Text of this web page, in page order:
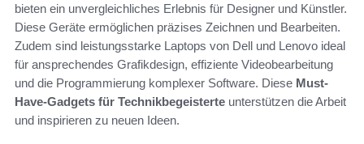
bieten ein unvergleichliches Erlebnis für Designer und Künstler.
Diese Geräte ermöglichen präzises Zeichnen und Bearbeiten.
Zudem sind leistungsstarke Laptops von Dell und Lenovo ideal
für ansprechendes Grafikdesign, effiziente Videobearbeitung
und die Programmierung komplexer Software. Diese Must-
Have-Gadgets für Technikbegeisterte unterstützen die Arbeit
und inspirieren zu neuen Ideen.